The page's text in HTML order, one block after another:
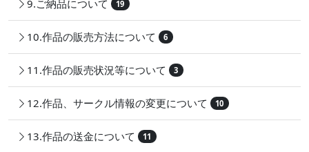
9.ご納品について 19
10.作品の販売方法について 6
11.作品の販売状況等について 3
12.作品、サークル情報の変更について 10
13.作品の送金について 11